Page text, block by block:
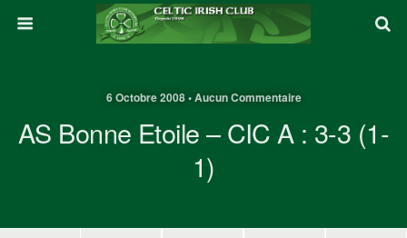
6 Octobre 2008 • Aucun Commentaire
AS Bonne Etoile – CIC A : 3-3 (1-
1)